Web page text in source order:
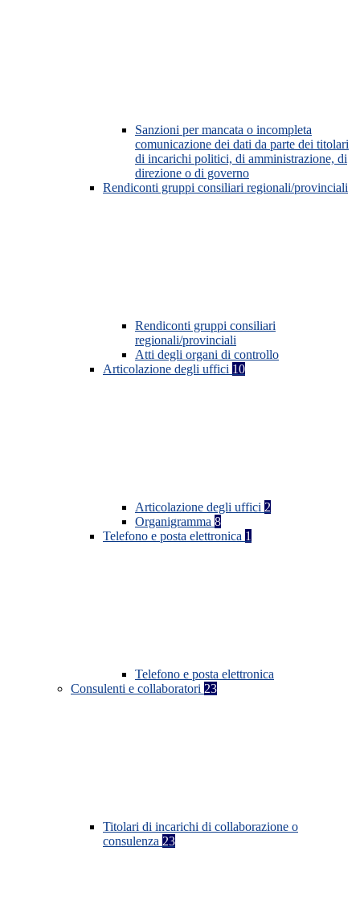
Sanzioni per mancata o incompleta
comunicazione dei dati da parte dei titolari
di incarichi politici, di amministrazione, di
direzione o di governo
Rendiconti gruppi consiliari regionali/provinciali
Rendiconti gruppi consiliari
regionali/provinciali
Atti degli organi di controllo
Articolazione degli uffici 10
Articolazione degli uffici 2
Organigramma 8
Telefono e posta elettronica 1
Telefono e posta elettronica
Consulenti e collaboratori 23
Titolari di incarichi di collaborazione o
consulenza 23